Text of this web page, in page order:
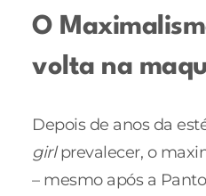
O
volta na
Depois de anos da
girlprevalecer, o
– mesmo após a